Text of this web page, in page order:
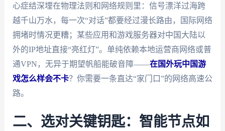
心症结深埋在物理法则和网络规则里：信号漂洋过海跨
越千山万水，每一次“对话”都要经过漫长路由，国际网络
拥堵时情况更糟；某些应用和游戏服务器对中国大陆以
外的IP地址直接“亮红灯”。单纯依赖本地运营商网络或普
通VPN，无异于期望帆船能破音障——在国外玩中国游
戏怎么样会不卡？你需要一条直达“家门口”的网络高速公
路。
二、选对关键钥匙：智能节点如